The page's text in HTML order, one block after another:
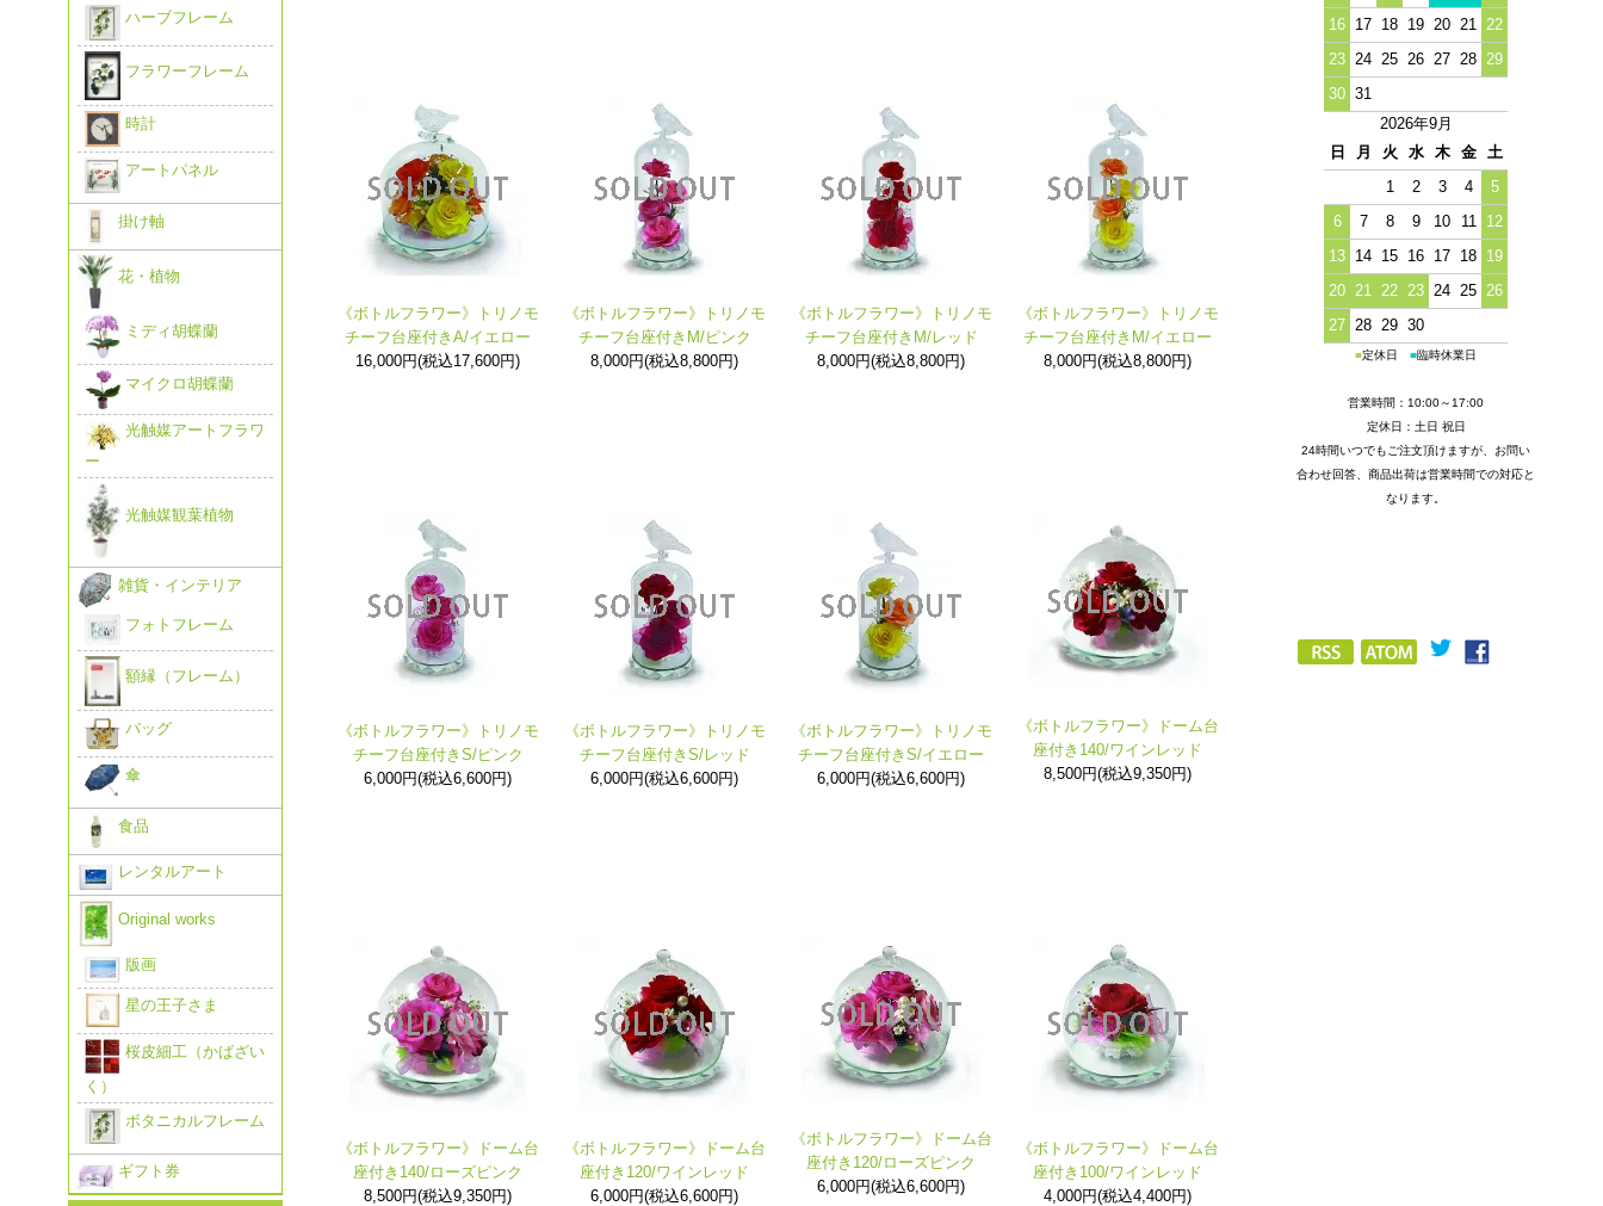
《ボトルフラワー》トリノモ
チーフ台座付きA/イエロー
16,000円(税込17,600円)
《ボトルフラワー》トリノモ
チーフ台座付きM/ピンク
8,000円(税込8,800円)
《ボトルフラワー》トリノモ
チーフ台座付きM/レッド
8,000円(税込8,800円)
《ボトルフラワー》トリノモ
チーフ台座付きM/イエロー
8,000円(税込8,800円)
《ボトルフラワー》トリノモ
チーフ台座付きS/ピンク
6,000円(税込6,600円)
《ボトルフラワー》トリノモ
チーフ台座付きS/レッド
6,000円(税込6,600円)
《ボトルフラワー》トリノモ
チーフ台座付きS/イエロー
6,000円(税込6,600円)
《ボトルフラワー》ドーム台
座付き140/ワインレッド
8,500円(税込9,350円)
《ボトルフラワー》ドーム台
座付き140/ローズピンク
8,500円(税込9,350円)
《ボトルフラワー》ドーム台
座付き120/ワインレッド
6,000円(税込6,600円)
《ボトルフラワー》ドーム台
座付き120/ローズピンク
6,000円(税込6,600円)
《ボトルフラワー》ドーム台
座付き100/ワインレッド
4,000円(税込4,400円)
ハーブフレーム
フラワーフレーム
時計
アートパネル
掛け軸
花・植物
ミディ胡蝶蘭
マイクロ胡蝶蘭
光触媒アートフラワ
ー
光触媒観葉植物
雑貨・インテリア
フォトフレーム
額縁（フレーム）
バッグ
傘
食品
レンタルアート
Original works
版画
星の王子さま
桜皮細工（かばざい
く）
ボタニカルフレーム
ギフト券
16 17 18 19 20 21
22
23 24 25 26 27 28 29
30 31
2026年9月
日
月 火 水 木 金
土
1
2 3 4
5
6
7 8 9 10 11
12
13 14 15 16 17 18 19
20 21 22 23 24 25 26
27 28 29 30
■定休日 ■臨時休業日
営業時間：10:00～17:00
定休日：土日 祝日
24時間いつでもご注文頂けますが、お問い
合わせ回答、商品出荷は営業時間での対応と
なります。